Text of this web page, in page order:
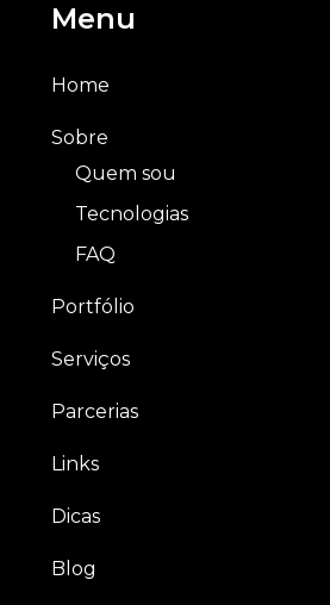
Menu
Home
Sobre
Quem sou
Tecnologias
FAQ
Portfólio
Serviços
Parcerias
Links
Dicas
Blog